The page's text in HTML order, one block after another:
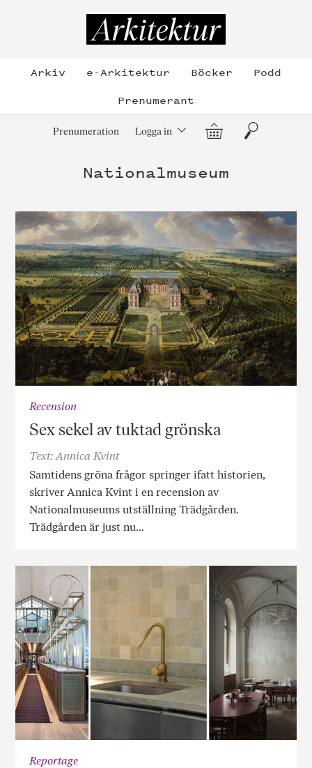
Arkiv e-Arkitektur Böcker
Podd
Prenumerant
Prenumeration Logga in Varukorg
Sök
Nationalmuseum
Recension
Sex sekel av tuktad grönska
Text: Annica Kvint
Samtidens gröna frågor springer ifatt historien,
skriver Annica Kvint i en recension av
Nationalmuseums utställning Trädgården.
Trädgården är just nu…
Reportage